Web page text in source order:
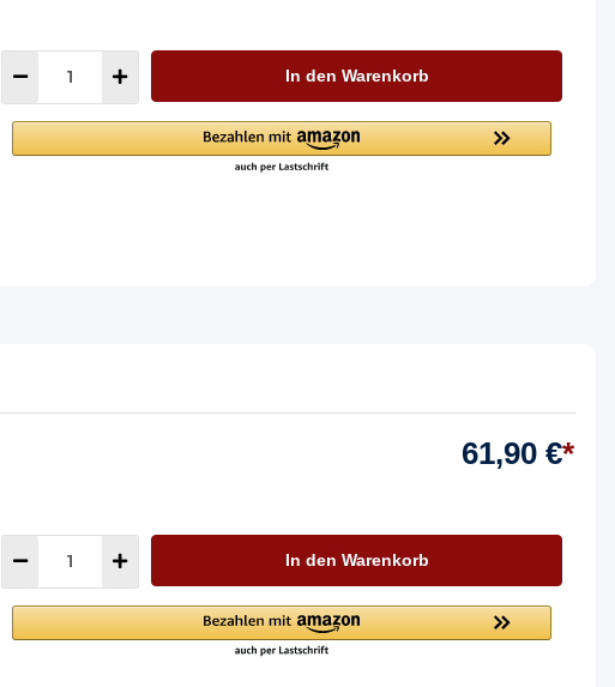
In den Warenkorb
61,90 €*
In den Warenkorb